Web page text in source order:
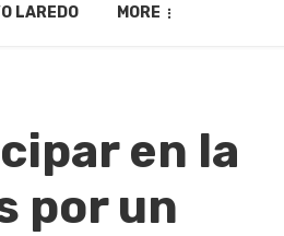
LAREDO MORE
en la
por un